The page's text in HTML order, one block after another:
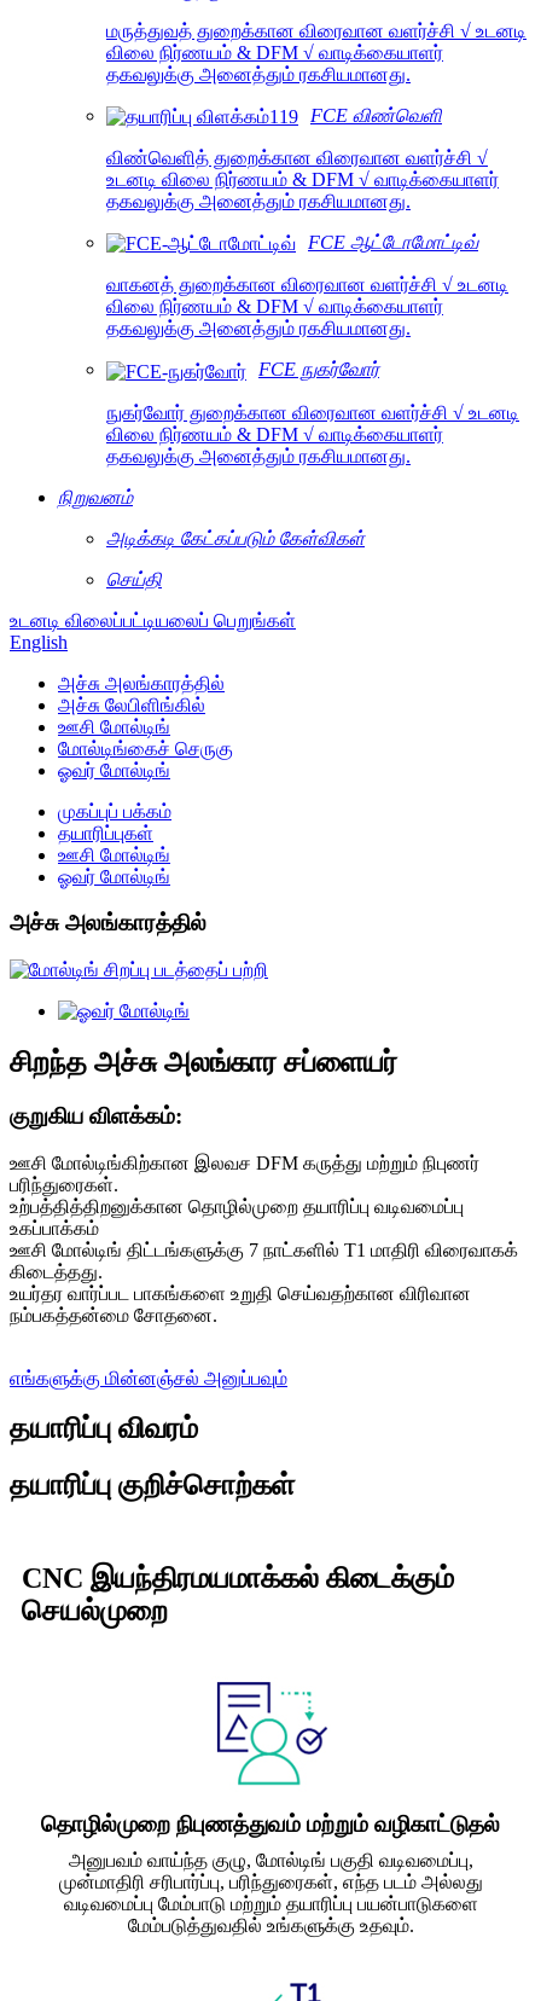
மருத்துவத் துறைக்கான விரைவான வளர்ச்சி √ உடனடி
விலை நிர்ணயம் & DFM √ வாடிக்கையாளர்
தகவலுக்கு அனைத்தும் ரகசியமானது.
FCE விண்வெளி
விண்வெளித் துறைக்கான விரைவான வளர்ச்சி √
உடனடி விலை நிர்ணயம் & DFM √ வாடிக்கையாளர்
தகவலுக்கு அனைத்தும் ரகசியமானது.
FCE ஆட்டோமோட்டிவ்
வாகனத் துறைக்கான விரைவான வளர்ச்சி √ உடனடி
விலை நிர்ணயம் & DFM √ வாடிக்கையாளர்
தகவலுக்கு அனைத்தும் ரகசியமானது.
FCE நுகர்வோர்
நுகர்வோர் துறைக்கான விரைவான வளர்ச்சி √ உடனடி
விலை நிர்ணயம் & DFM √ வாடிக்கையாளர்
தகவலுக்கு அனைத்தும் ரகசியமானது.
நிறுவனம்
அடிக்கடி கேட்கப்படும் கேள்விகள்
செய்தி
உடனடி விலைப்பட்டியலைப் பெறுங்கள்
English
அச்சு அலங்காரத்தில்
அச்சு லேபிளிங்கில்
ஊசி மோல்டிங்
மோல்டிங்கைச் செருகு
ஓவர் மோல்டிங்
முகப்புப் பக்கம்
தயாரிப்புகள்
ஊசி மோல்டிங்
ஓவர் மோல்டிங்
அச்சு அலங்காரத்தில்
சிறந்த அச்சு அலங்கார சப்ளையர்
குறுகிய விளக்கம்:
ஊசி மோல்டிங்கிற்கான இலவச DFM கருத்து மற்றும் நிபுணர்
பரிந்துரைகள்.
உற்பத்தித்திறனுக்கான தொழில்முறை தயாரிப்பு வடிவமைப்பு
உகப்பாக்கம்
ஊசி மோல்டிங் திட்டங்களுக்கு 7 நாட்களில் T1 மாதிரி விரைவாகக்
கிடைத்தது.
உயர்தர வார்ப்பட பாகங்களை உறுதி செய்வதற்கான விரிவான
நம்பகத்தன்மை சோதனை.
எங்களுக்கு மின்னஞ்சல் அனுப்பவும்
தயாரிப்பு விவரம்
தயாரிப்பு குறிச்சொற்கள்
CNC இயந்திரமயமாக்கல் கிடைக்கும்
செயல்முறை
தொழில்முறை நிபுணத்துவம் மற்றும் வழிகாட்டுதல்
அனுபவம் வாய்ந்த குழு, மோல்டிங் பகுதி வடிவமைப்பு,
முன்மாதிரி சரிபார்ப்பு, பரிந்துரைகள், எந்த படம் அல்லது
வடிவமைப்பு மேம்பாடு மற்றும் தயாரிப்பு பயன்பாடுகளை
மேம்படுத்துவதில் உங்களுக்கு உதவும்.